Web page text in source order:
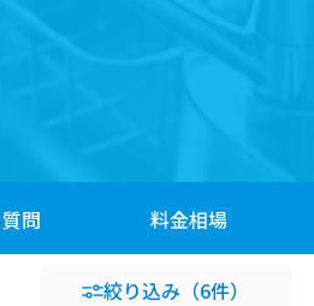
質問 料金相場
絞り込み （6件）